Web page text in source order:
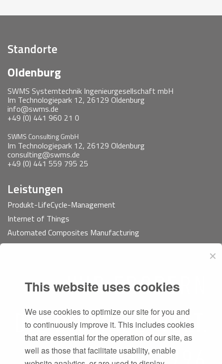
Standorte
Oldenburg
SWMS Systemtechnik Ingenieurgesellschaft mbH
Im Technologiepark 12, 26129 Oldenburg
info@swms.de
+49 (0) 441 960 21 0
SWMS Consulting GmbH
Im Technologiepark 12, 26129 Oldenburg
consulting@swms.de
+49 (0) 441 559 795 25
Leistungen
Produkt-LifeCycle-Management
Internet of Things
Automated Composites Manufacturing
Software Development
✕
This website uses cookies
We use cookies to optimize our site for you and
to continuously improve it. This includes cookies
that are essential for the operation of our site, as
well as those that facilitate usability, enable